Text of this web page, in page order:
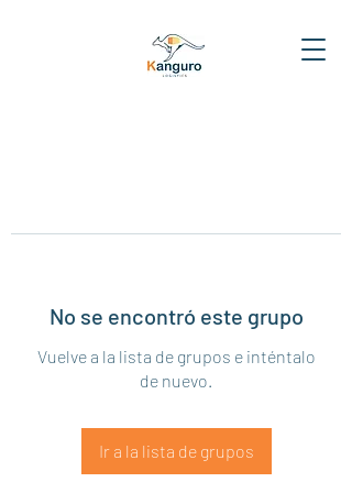
No se encontró este grupo
Vuelve a la lista de grupos e inténtalo
de nuevo.
Ir a la lista de grupos